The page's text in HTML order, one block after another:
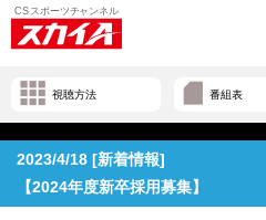
視聴方法 番組表
2023/4/18 [新着情報]
【2024年度新卒採用募集】